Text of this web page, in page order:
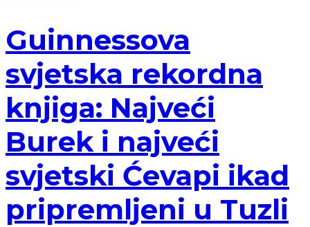
Guinnessova
svjetska rekordna
knjiga: Najveći
Burek i najveći
svjetski Ćevapi ikad
pripremljeni u Tuzli